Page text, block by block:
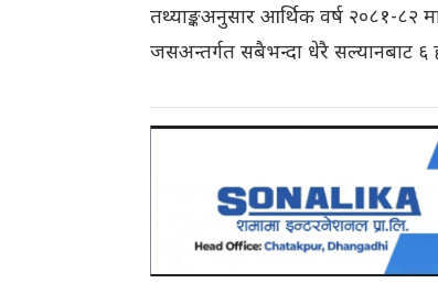
तथ्याङ्कअनुसार आर्थिक वर्ष २०८१-८२
जसअन्तर्गत सबैभन्दा धेरै सल्यानबाट ६